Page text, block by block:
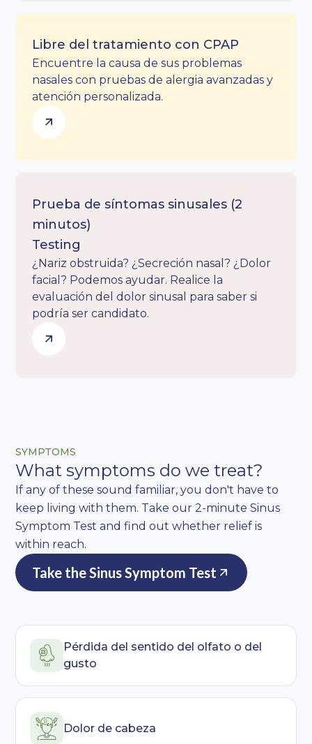
Libre del tratamiento con CPAP
Encuentre la causa de sus problemas
nasales con pruebas de alergia avanzadas y
atención personalizada.
Prueba de síntomas sinusales (2
minutos)
Testing
¿Nariz obstruida? ¿Secreción nasal? ¿Dolor
facial? Podemos ayudar. Realice la
evaluación del dolor sinusal para saber si
podría ser candidato.
SYMPTOMS
What symptoms do we treat?
If any of these sound familiar, you don't have to
keep living with them. Take our 2-minute Sinus
Symptom Test and find out whether relief is
within reach.
Take the Sinus Symptom Test
Pérdida del sentido del olfato o del
gusto
Dolor de cabeza